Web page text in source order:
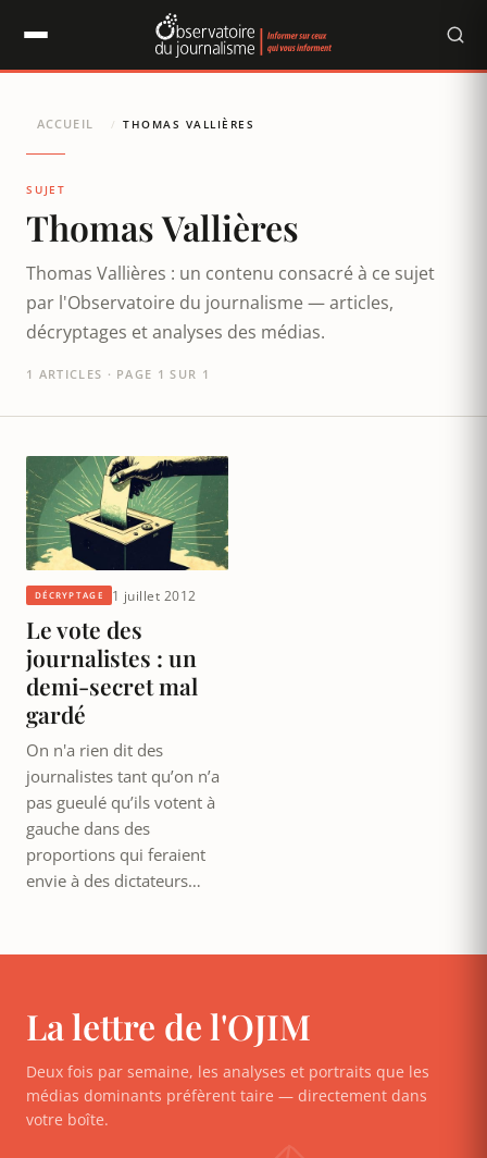
ACCUEIL / THOMAS VALLIÈRES
SUJET
Thomas Vallières
Thomas Vallières : un contenu consacré à ce sujet
par l'Observatoire du journalisme — articles,
décryptages et analyses des médias.
1 ARTICLES · PAGE 1 SUR 1
DÉCRYPTAGE 1 juillet 2012
Le vote des
journalistes : un
demi-secret mal
gardé
On n'a rien dit des
journalistes tant qu’on n’a
pas gueulé qu’ils votent à
gauche dans des
proportions qui feraient
envie à des dictateurs…
La lettre de l'OJIM
Deux fois par semaine, les analyses et portraits que les
médias dominants préfèrent taire — directement dans
votre boîte.
Panneau de gestion des cookies